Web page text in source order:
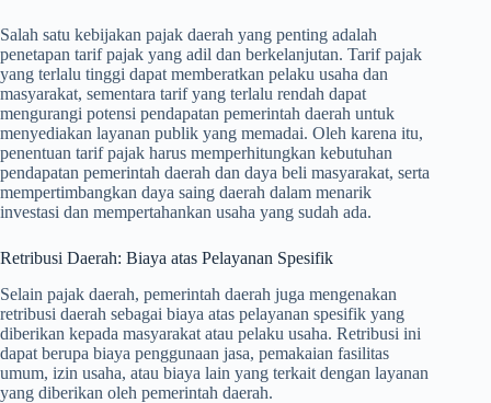
Salah satu kebijakan pajak daerah yang penting adalah
penetapan tarif pajak yang adil dan berkelanjutan. Tarif pajak
yang terlalu tinggi dapat memberatkan pelaku usaha dan
masyarakat, sementara tarif yang terlalu rendah dapat
mengurangi potensi pendapatan pemerintah daerah untuk
menyediakan layanan publik yang memadai. Oleh karena itu,
penentuan tarif pajak harus memperhitungkan kebutuhan
pendapatan pemerintah daerah dan daya beli masyarakat, serta
mempertimbangkan daya saing daerah dalam menarik
investasi dan mempertahankan usaha yang sudah ada.
Retribusi Daerah: Biaya atas Pelayanan Spesifik
Selain pajak daerah, pemerintah daerah juga mengenakan
retribusi daerah sebagai biaya atas pelayanan spesifik yang
diberikan kepada masyarakat atau pelaku usaha. Retribusi ini
dapat berupa biaya penggunaan jasa, pemakaian fasilitas
umum, izin usaha, atau biaya lain yang terkait dengan layanan
yang diberikan oleh pemerintah daerah.